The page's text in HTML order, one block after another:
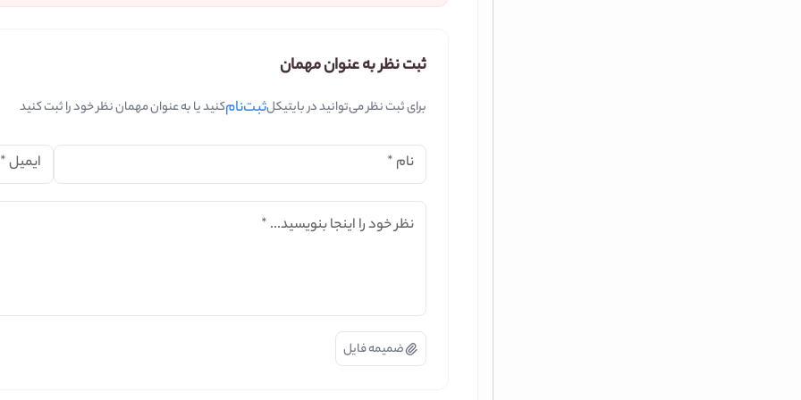
ثبت نظر به عنوان مهمان
برای ثبت نظر می‌توانید در بایتیکلثبت‌نامکنید یا به عنوان مهمان نظر خود را ثبت کنید
نام * ایمیل*
نظر خود را اینجا بنویسید... *
ضمیمه فایل